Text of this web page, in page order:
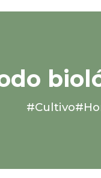
#Cultivo